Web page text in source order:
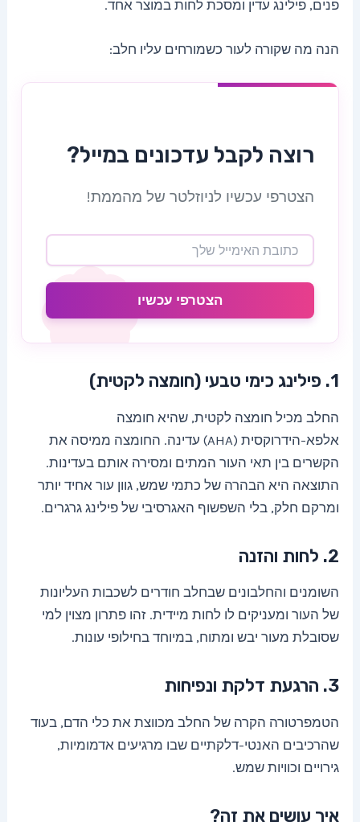
פנים, פילינג עדין ומסכת לחות במוצר אחד.
הנה מה שקורה לעור כשמורחים עליו חלב:
רוצה לקבל עדכונים במייל?
הצטרפי עכשיו לניוזלטר של מהממת!
הצטרפי עכשיו
1. פילינג כימי טבעי (חומצה לקטית)
החלב מכיל חומצה לקטית, שהיא חומצה
אלפא-הידרוקסית (AHA) עדינה. החומצה ממיסה את
הקשרים בין תאי העור המתים ומסירה אותם בעדינות.
התוצאה היא הבהרה של כתמי שמש, גוון עור אחיד יותר
ומרקם חלק, בלי השפשוף האגרסיבי של פילינג גרגרים.
2. לחות והזנה
השומנים והחלבונים שבחלב חודרים לשכבות העליונות
של העור ומעניקים לו לחות מיידית. זהו פתרון מצוין למי
שסובלת מעור יבש ומתוח, במיוחד בחילופי עונות.
3. הרגעת דלקת ונפיחות
הטמפרטורה הקרה של החלב מכווצת את כלי הדם, בעוד
שהרכיבים האנטי-דלקתיים שבו מרגיעים אדמומיות,
גירויים וכוויות שמש.
איך עושים את זה?